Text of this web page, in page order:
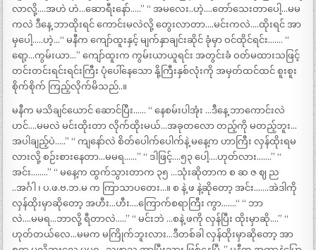
လာလို့….အဟဲ ဟဲ…ဆောရီးနော်…..” “ အမလေး..ဟဲ့….တော်သေးတာပေါ့…မမ
ကလဲ ဒီနေ့ ဘာထိုးရင် ကောင်းမလဲလို့ တွေးလာတာ….မင်းကလဲ….ထိုးရင် အာ
မှပေါ့…..ဟဲ့…“ မနီက ကျော်ထူးနှင့် မျက်နှာချင်းဆိုင် ခုံမှာ ဝင်ထိုင်ရင်း……. “
ရော့…ကွမ်းယာ…” ကျော်ထူးက ကွမ်းယာယူရင်း အတွင်းခံ ဝတ်မထားသဖြင့်
တင်းတင်းရင်းရင်းကြီး ပုံပေါ်နေသော နို့ကြီးနှစ်လုံးကို အမှတ်ထင်ထင် စူးစူး
စိုက်စိုက် ကြည့်လိုက်မိသည်..။
မနီက မသိချင်ယောင် ဆောင်ပြီး…… “ နေစမ်းပါအုံး …ဒီနေ့ ဘာကောင်းလဲ
ဟင်….မမလဲ မင်းထိုးတာ လိုက်ထိုးမယ်…အခုတလော တည့်ကို မတည့်ဘူး…
အပါချည့်ပဲ…..” “ ကျနော်လဲ စိတ်ပေါက်ပေါက်နဲ့ မနေ့က ဟာကြီး လှန်ထိုးရမ
လားလို့ စဉ်းစားနေတာ…မမရ……” “ ဒါဖြင့်….၅၃ ပေါ့….ဟုတ်လား…….” “
အင်း……..” “ မနေ့က ထွက်သွားတာက ၃၅ …သုံးဆိုတာက စ ဆ ဇ ဈ ည
..အင်္ဂါ ၊ ပ.ဖ.ဗ.ဘ.မ က ကြာသာပတေး…။ စ နဲ့ ဖ နဲ့ဆိုတော့ အင်း…….အဲဒါကို
လှန်ထိုးမှာဆိုတော့ အဟီး…ဟီး….ကြောက်စရာကြီး ကွာ…….“ “ ဘာ
လဲ….မမရ…ဘာလို့ ရီတာလဲ…..” “ မင်းဘဲ …စနဲ့ ဖကို လှန်ပြီး ထိုးမှာဆို….” “
ဟုတ်တယ်လေ…မမက မကြိုက်ဘူးလား…ဒီတစ်ခါ လှန်ထိုးမှာဆိုတော့ အာ